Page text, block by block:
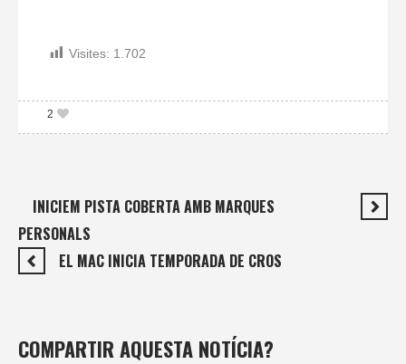
Visites: 1.702
2
INICIEM PISTA COBERTA AMB MARQUES
PERSONALS
EL MAC INICIA TEMPORADA DE CROS
COMPARTIR AQUESTA NOTÍCIA?